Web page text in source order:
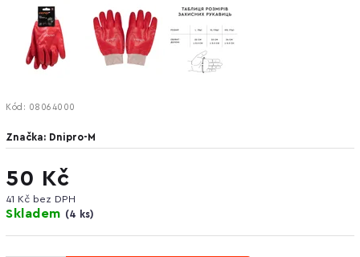
Kód: 08064000
Značka: Dnipro-M
50 Kč
41 Kč bez DPH
Skladem (4 ks)